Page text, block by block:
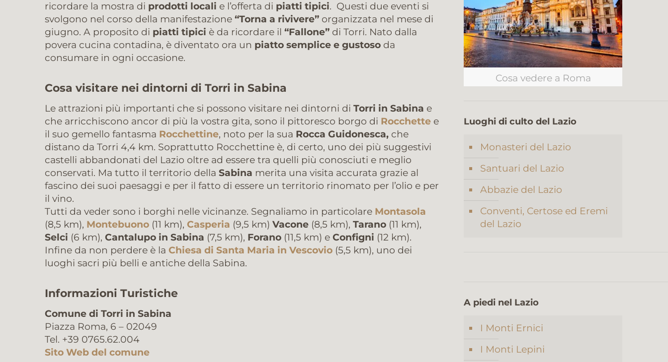
ricordare la mostra di prodotti locali e l’offerta di piatti tipici. Questi due eventi si
svolgono nel corso della manifestazione“Torna a rivivere” organizzata nel mese di
giugno. A proposito di piatti tipici è da ricordare il“Fallone” di Torri. Nato dalla
povera cucina contadina, è diventato ora un piatto semplice e gustoso da
consumare in ogni occasione.
Cosa visitare nei dintorni di Torri in Sabina
Le attrazioni più importanti che si possono visitare nei dintorni diTorri in Sabina e
che arricchiscono ancor di più la vostra gita, sono il pittoresco borgo di Rocchette e
il suo gemello fantasma Rocchettine, noto per la sua Rocca Guidonesca, che
distano da Torri 4,4 km. Soprattutto Rocchettine è, di certo, uno dei più suggestivi
castelli abbandonati del Lazio oltre ad essere tra quelli più conosciuti e meglio
conservati. Ma tutto il territorio dellaSabina merita una visita accurata grazie al
fascino dei suoi paesaggi e per il fatto di essere un territorio rinomato per l’olio e per
il vino.
Tutti da veder sono i borghi nelle vicinanze. Segnaliamo in particolare Montasola
(8,5 km), Montebuono (11 km),Casperia (9,5 km)Vacone (8,5 km),Tarano (11 km),
Selci (6 km),Cantalupo in Sabina (7,5 km), Forano (11,5 km) eConfigni (12 km).
Infine da non perdere è laChiesa di Santa Maria in Vescovio (5,5 km), uno dei
luoghi sacri più belli e antiche della Sabina.
Informazioni Turistiche
Comune di Torri in Sabina
Piazza Roma, 6 – 02049
Tel. +39 0765.62.004
Sito Web del comune
Cosa vedere a Roma
Luoghi di culto del Lazio
Monasteri del Lazio
Santuari del Lazio
Abbazie del Lazio
Conventi, Certose ed Eremi
del Lazio
A piedi nel Lazio
I Monti Ernici
I Monti Lepini